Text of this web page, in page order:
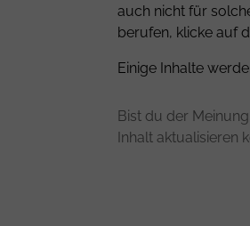
auch nicht für
berufen, klicke auf
Einige Inhalte
Bist du der
Inhalt aktualisieren